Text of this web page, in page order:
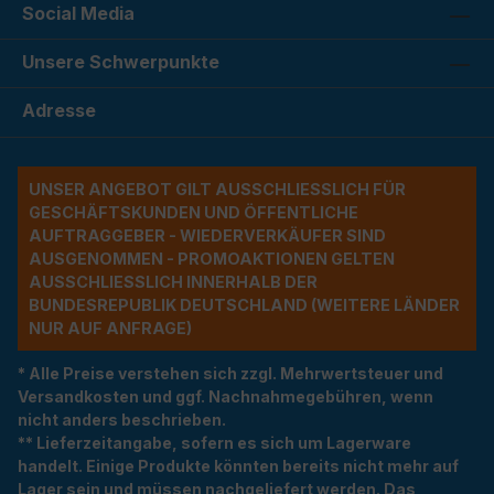
Social Media
Unsere Schwerpunkte
Adresse
UNSER ANGEBOT GILT AUSSCHLIESSLICH FÜR G
ESCHÄFTSKUNDEN UND ÖFFENTLICHE A
UFTRAGGEBER - WIEDERVERKÄUFER SIND A
USGENOMMEN - PROMOAKTIONEN GELTEN A
USSCHLIESSLICH INNERHALB DER BU
NDESREPUBLIK DEUTSCHLAND (WEITERE LÄNDER NU
R AUF ANFRAGE)
* Alle Preise verstehen sich zzgl. Mehrwertsteuer und
Versandkosten und ggf. Nachnahmegebühren, wenn
nicht anders beschrieben.
** Lieferzeitangabe, sofern es sich um Lagerware
handelt. Einige Produkte könnten bereits nicht mehr auf
Lager sein und müssen nachgeliefert werden. Das